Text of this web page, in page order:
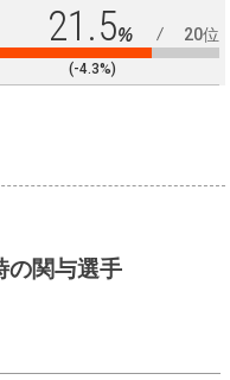
21.5% 20位
(-4.3%)
の関与選手